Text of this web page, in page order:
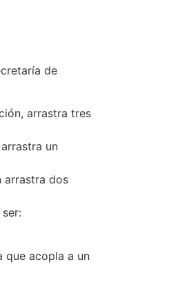
de
arrastra tres
un
arrastra dos
que acopla a un